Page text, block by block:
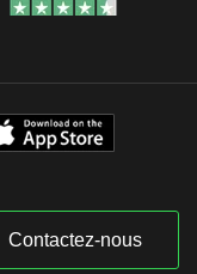
Contactez-nous